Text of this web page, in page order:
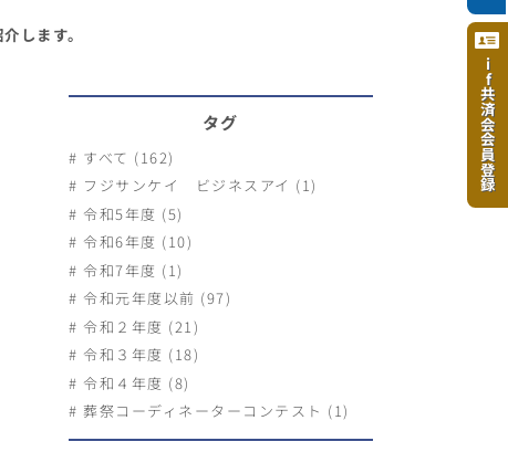
if共済会会員登録
します。
タグ
すべて (162)
フジサンケイ ビジネスアイ (1)
令和5年度 (5)
令和6年度 (10)
令和7年度 (1)
令和元年度以前 (97)
令和２年度 (21)
令和３年度 (18)
令和４年度 (8)
葬祭コーディネーターコンテスト (1)